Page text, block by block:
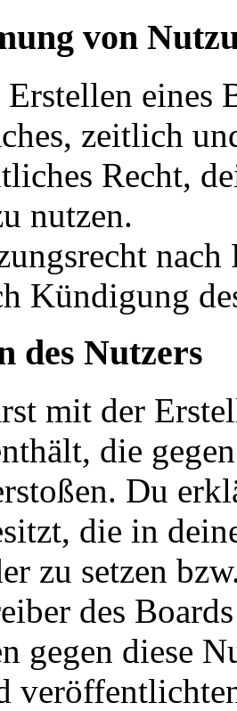
von
eines
zeitlich
Recht,
nutzen.
Kündigung
des Nutzers
mit der
die
Du
die in
zu setzen
des
gegen diese